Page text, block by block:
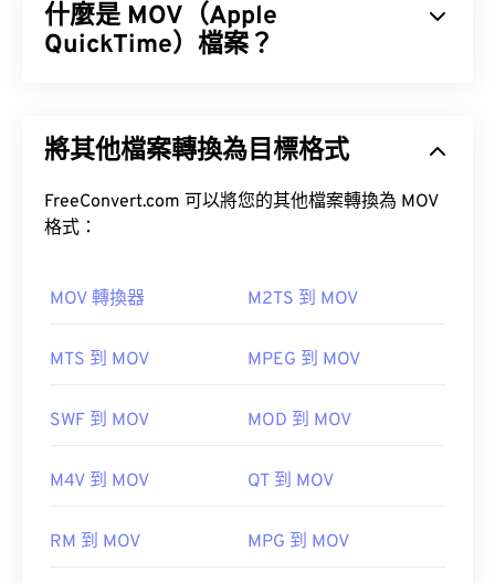
MP3 檔案大得多，因此不太適合在便攜式播放器等
消費級裝置上使用。
如何開啟 WAV 檔案？
開啟 WAV 檔案的預設播放器是 Windows Media
Player
開發人員：Microsoft
IBIB
實用連結：
什麼是 MOV（Apple
QuickTime）檔案？
件。它以方便用戶將多媒體檔案保存到設備上而聞
請注意，還有兩種檔案類型也使用 MOV 副檔名。它
將其他檔案轉換為目標格式
FreeConvert.com 可以將您的其他檔案轉換為 MOV
格式：
MOV 轉換器 M2TS 到 MOV
MTS 到 MOV MPEG 到 MOV
SWF 到 MOV MOD 到 MOV
M4V 到 MOV QT 到 MOV
RM 到 MOV MPG 到 MOV